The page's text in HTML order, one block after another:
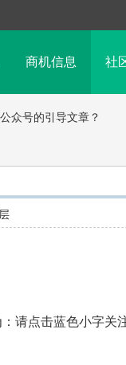
商机信息 社
众号的引导文章？
请点击蓝色小字关